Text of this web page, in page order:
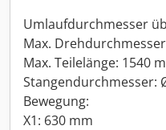
Umlaufdurchmesser
Max.
Max. Teilelänge: 1540
Stangendurchmesser:
Bewegung:
X1: 630 mm